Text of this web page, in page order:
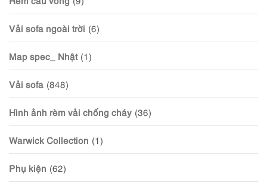
Vải sofa ngoài trời (6)
Map spec_ Nhật (1)
Vải sofa (848)
Hình ảnh rèm vải chống cháy (36)
Warwick Collection (1)
Phụ kiện (62)